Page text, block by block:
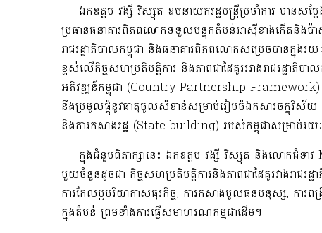
ឯកឧត្តម វង្សី វិស្សុត ឧបនាយករដ្ឋមន្ត្រីប្រចាំការ បាន
ប្រធានធនាគារពិភពលោកទទួលបន្ទុកតំបន់អាស៊ីខាងកើតនិង
រាជរដ្ឋាភិបាលកម្ពុជា និងធនាគារពិភពលោកសម្រេចបានក្នុងរ
ខ្ពស់លើកិច្ចសហប្រតិបត្តិការ និងភាពជាដៃគូររវាងរាជរដ្ឋាភិ
អភិវឌ្ឍន៍កម្ពុជា (Country Partnership
នឹងប្រមូលផ្តុំនូវធាតុចូលសំខាន់សម្រាប់រៀបចំឯកសារចក្ខុវិស័
និងការកសាងរដ្ឋ (State building) របស់កម្ពុជាសម្រាប់រ
ក្នុងជំនួបពិភាក្សានេះ ឯកឧត្តម វង្សី វិស្សុត និងលោកជំទ
មួយចំនួនដូចជា កិច្ចសហប្រតិបត្តិការនិងភាពជាដៃគូរវាងរាជរដ្
ការកែលម្អបរិយាកាសធុរកិច្ច, ការកសាងមូលធនមនុស្ស, ការព
ក្នុងតំបន់ ព្រមទាំងការធ្វើសមាហរណកម្មជាដើម។